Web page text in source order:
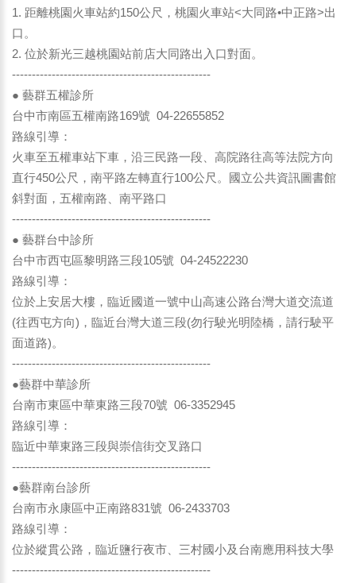
1. 距離桃園火車站約150公尺，桃園火車站<大同路•中正路>出
口。
2. 位於新光三越桃園站前店大同路出入口對面。
--------------------------------------------------
● 藝群五權診所
台中市南區五權南路169號 04-22655852
路線引導：
火車至五權車站下車，沿三民路一段、高院路往高等法院方向
直行450公尺，南平路左轉直行100公尺。國立公共資訊圖書館
斜對面，五權南路、南平路口
--------------------------------------------------
● 藝群台中診所
台中市西屯區黎明路三段105號 04-24522230
路線引導：
位於上安居大樓，臨近國道一號中山高速公路台灣大道交流道
(往西屯方向)，臨近台灣大道三段(勿行駛光明陸橋，請行駛平
面道路)。
--------------------------------------------------
●藝群中華診所
台南市東區中華東路三段70號 06-3352945
路線引導：
臨近中華東路三段與崇信街交叉路口
--------------------------------------------------
●藝群南台診所
台南市永康區中正南路831號 06-2433703
路線引導：
位於縱貫公路，臨近鹽行夜市、三村國小及台南應用科技大學
--------------------------------------------------